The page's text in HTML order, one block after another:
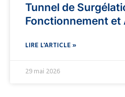
Tunnel de
Fonctionnement et
LIRE L'ARTICLE »
29 mai 2026